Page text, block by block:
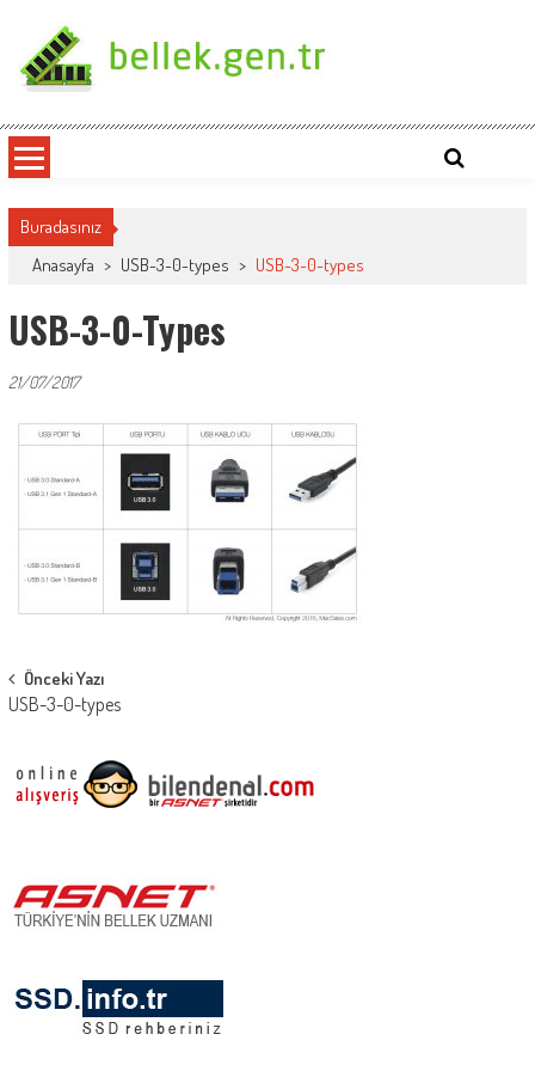
content
bellek.gen.tr
Buradasınız
Anasayfa > USB-3-0-types > USB-3-0-types
USB-3-0-Types
21/07/2017
Post
navigation
Önceki Yazı
USB-3-0-types